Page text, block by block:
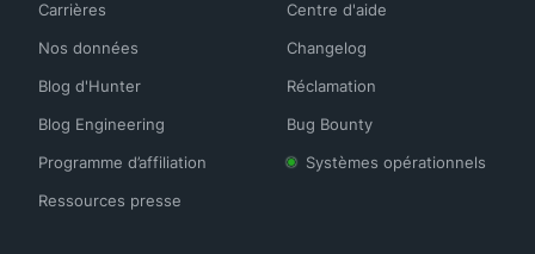
Carrières
Nos données
Blog d'Hunter
Blog Engineering
Programme d’affiliation
Ressources presse
Centre d'aide
Changelog
Réclamation
Bug Bounty
Systèmes opérationnels